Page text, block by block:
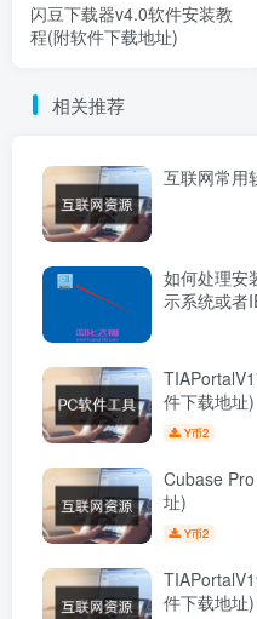
闪豆下载器v4.0软件安装教
程(附软件下载地址)
相关推荐
互联网常用
如何处理安
示系统或者
件下载地址)
Y币2
Cubase
址)
Y币2
件下载地址)